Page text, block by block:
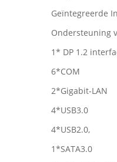
Geïntegreerde
Ondersteuning
1* DP 1.2
6*COM
2*Gigabit-LAN
4*USB3.0
4*USB2.0,
1*SATA3.0